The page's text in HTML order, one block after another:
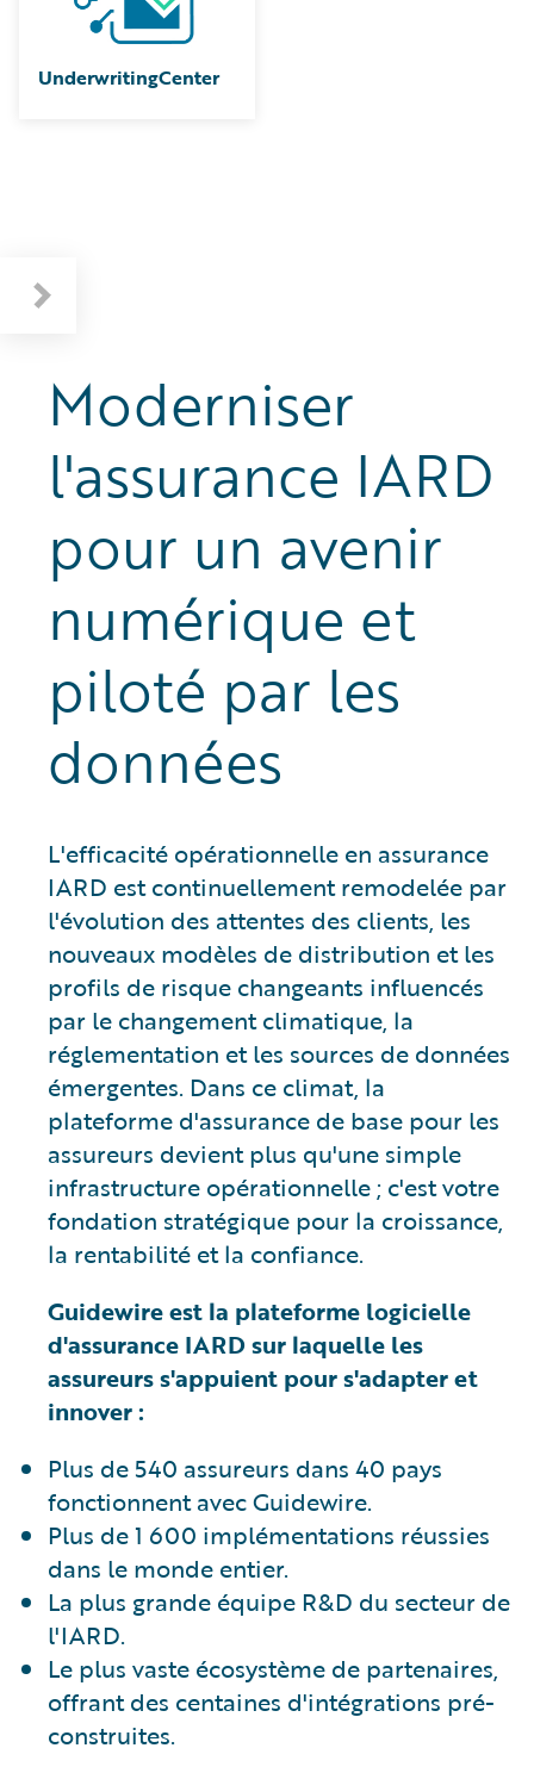
UnderwritingCenter
Moderniser
l'assurance IARD
pour un avenir
numérique et
piloté par les
données
L'efficacité opérationnelle en assurance
IARD est continuellement remodelée par
l'évolution des attentes des clients, les
nouveaux modèles de distribution et les
profils de risque changeants influencés
par le changement climatique, la
réglementation et les sources de données
émergentes. Dans ce climat, la
plateforme d'assurance de base pour les
assureurs devient plus qu'une simple
infrastructure opérationnelle ; c'est votre
fondation stratégique pour la croissance,
la rentabilité et la confiance.
Guidewire est la plateforme logicielle
d'assurance IARD sur laquelle les
assureurs s'appuient pour s'adapter et
innover :
Plus de 540 assureurs dans 40 pays
fonctionnent avec Guidewire.
Plus de 1 600 implémentations réussies
dans le monde entier.
La plus grande équipe R&D du secteur de
l'IARD.
Le plus vaste écosystème de partenaires,
offrant des centaines d'intégrations pré-
construites.